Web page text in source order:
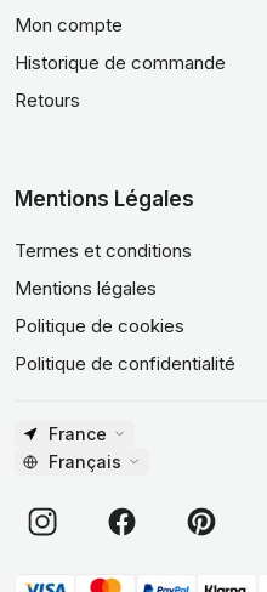
Mon compte
Historique de commande
Retours
Mentions Légales
Termes et conditions
Mentions légales
Politique de cookies
Politique de confidentialité
France
Français